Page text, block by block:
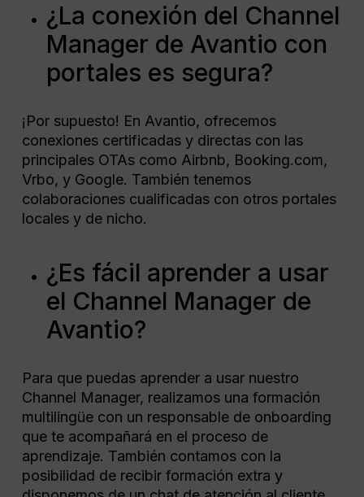
¿La conexión del Channel
Manager de Avantio con
portales es segura?
¡Por supuesto! En Avantio, ofrecemos
conexiones certificadas y directas con las
principales OTAs como Airbnb, Booking.com,
Vrbo, y Google. También tenemos
colaboraciones cualificadas con otros portales
locales y de nicho.
¿Es fácil aprender a usar
el Channel Manager de
Avantio?
Para que puedas aprender a usar nuestro
Channel Manager, realizamos una formación
multilingüe con un responsable de onboarding
que te acompañará en el proceso de
aprendizaje. También contamos con la
posibilidad de recibir formación extra y